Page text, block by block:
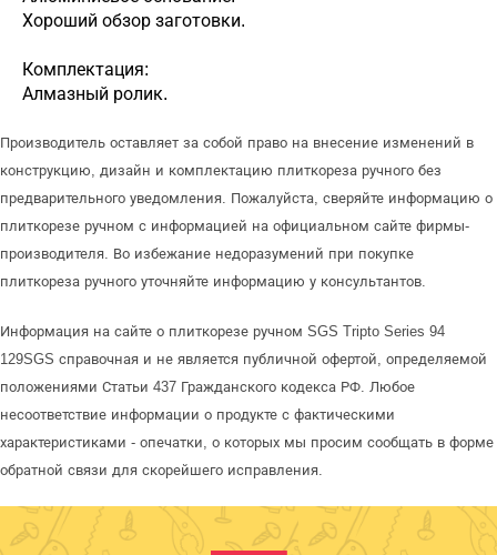
Хороший обзор заготовки.
Комплектация:
Алмазный ролик.
Производитель оставляет за собой право на внесение изменений в
конструкцию, дизайн и комплектацию плиткореза ручного без
предварительного уведомления. Пожалуйста, сверяйте информацию о
плиткорезе ручном с информацией на официальном сайте фирмы-
производителя. Во избежание недоразумений при покупке
плиткореза ручного уточняйте информацию у консультантов.
Информация на сайте о плиткорезе ручном SGS Tripto Series 94
129SGS справочная и не является публичной офертой, определяемой
положениями Статьи 437 Гражданского кодекса РФ. Любое
несоответствие информации о продукте с фактическими
характеристиками - опечатки, о которых мы просим сообщать в форме
обратной связи для скорейшего исправления.